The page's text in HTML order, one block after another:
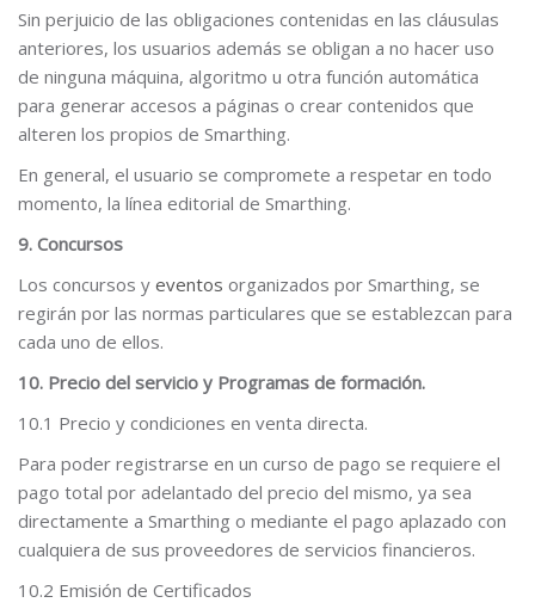
Sin perjuicio de las obligaciones contenidas en las cláusulas
anteriores, los usuarios además se obligan a no hacer uso
de ninguna máquina, algoritmo u otra función automática
para generar accesos a páginas o crear contenidos que
alteren los propios de Smarthing.
En general, el usuario se compromete a respetar en todo
momento, la línea editorial de Smarthing.
9. Concursos
Los concursos y eventos organizados por Smarthing, se
regirán por las normas particulares que se establezcan para
cada uno de ellos.
10. Precio del servicio y Programas de formación.
10.1 Precio y condiciones en venta directa.
Para poder registrarse en un curso de pago se requiere el
pago total por adelantado del precio del mismo, ya sea
directamente a Smarthing o mediante el pago aplazado con
cualquiera de sus proveedores de servicios financieros.
10.2 Emisión de Certificados